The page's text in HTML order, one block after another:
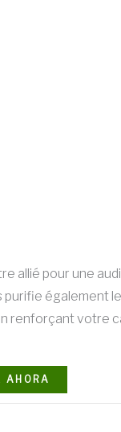
allié pour une
purifie également
renforçant votre
AHORA